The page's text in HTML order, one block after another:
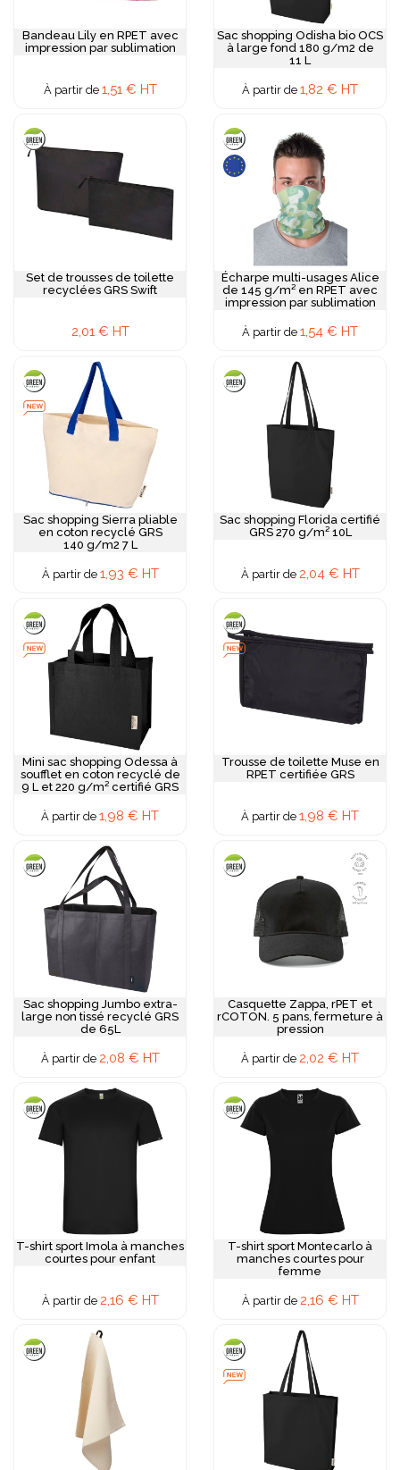
Bandeau Lily en RPET avec
impression par sublimation
À partir de 1,51 € HT
Sac shopping Odisha bio OCS
à large fond 180 g/m2 de
11 L
À partir de 1,82 € HT
Set de trousses de toilette
recyclées GRS Swift
2,01 € HT
Écharpe multi-usages Alice
de 145 g/m² en RPET avec
impression par sublimation
À partir de 1,54 € HT
Sac shopping Sierra pliable
en coton recyclé GRS
140 g/m2 7 L
À partir de 1,93 € HT
Sac shopping Florida certifié
GRS 270 g/m² 10L
À partir de 2,04 € HT
Mini sac shopping Odessa à
soufflet en coton recyclé de
9 L et 220 g/m² certifié GRS
À partir de 1,98 € HT
Trousse de toilette Muse en
RPET certifiée GRS
À partir de 1,98 € HT
Sac shopping Jumbo extra-
large non tissé recyclé GRS
de 65L
À partir de 2,08 € HT
Casquette Zappa, rPET et
rCOTON. 5 pans, fermeture à
pression
À partir de 2,02 € HT
T-shirt sport Imola à manches
courtes pour enfant
À partir de 2,16 € HT
T-shirt sport Montecarlo à
manches courtes pour
femme
À partir de 2,16 € HT